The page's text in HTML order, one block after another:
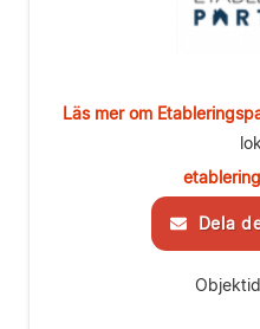
Läs mer om
Dela